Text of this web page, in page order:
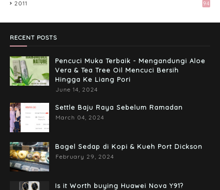
2011 94
RECENT POSTS
Pencuci Muka Terbaik - Mengandungi Aloe
Vera & Tea Tree Oil Mencuci Bersih
Hingga Ke Liang Pori
June 14, 2024
Settle Baju Raya Sebelum Ramadan
March 04, 2024
Bagel Sedap di Kopi & Kueh Port Dickson
February 29, 2024
Is it Worth buying Huawei Nova Y91?